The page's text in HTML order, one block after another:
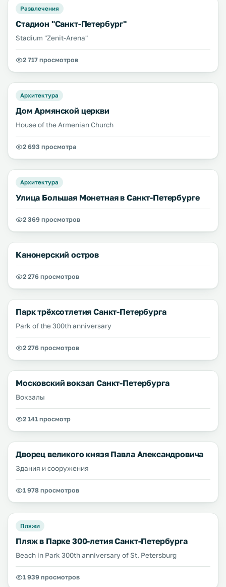
Развлечения
Стадион "Санкт-Петербург"
Stadium "Zenit-Arena"
2 717 просмотров
Архитектура
Дом Армянской церкви
House of the Armenian Church
2 693 просмотра
Архитектура
Улица Большая Монетная в Санкт-Петербурге
2 369 просмотров
Канонерский остров
2 276 просмотров
Парк трёхсотлетия Санкт-Петербурга
Park of the 300th anniversary
2 276 просмотров
Московский вокзал Санкт-Петербурга
Вокзалы
2 141 просмотр
Дворец великого князя Павла Александровича
Здания и сооружения
1 978 просмотров
Пляжи
Пляж в Парке 300-летия Санкт-Петербурга
Beach in Park 300th anniversary of St. Petersburg
1 939 просмотров